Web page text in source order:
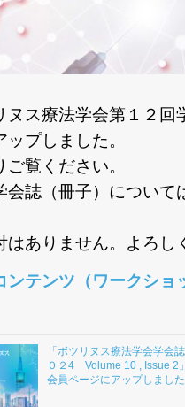
ヌス療法学会第１２
ップしました。
ご覧ください。
会誌（冊子）について
はありません。 よろし
ンテンツ（ワークショ
「ボツリヌス療法学会学会
０２4 Volume 10 , Issue 2
会員ページにアップしました